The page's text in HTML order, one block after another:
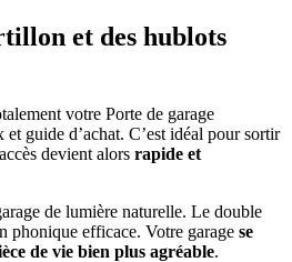
et des hublots
votre Porte de garage
guide d’achat. C’est idéal pour sortir
devient alors rapide et
de lumière naturelle. Le double
phonique efficace. Votre garage se
de vie bien plus agréable.